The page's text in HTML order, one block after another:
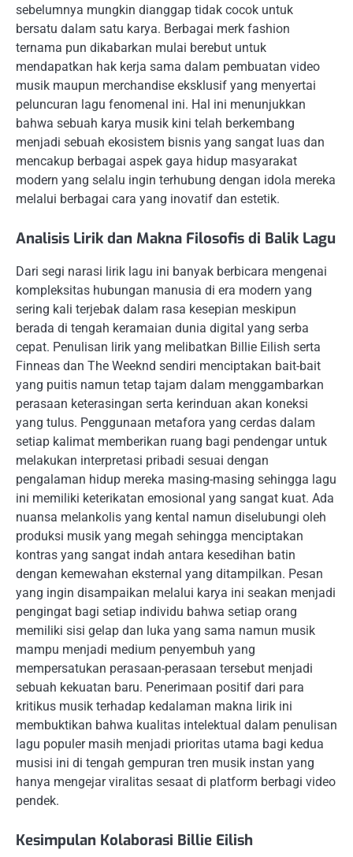
sebelumnya mungkin dianggap tidak cocok untuk
bersatu dalam satu karya. Berbagai merk fashion
ternama pun dikabarkan mulai berebut untuk
mendapatkan hak kerja sama dalam pembuatan video
musik maupun merchandise eksklusif yang menyertai
peluncuran lagu fenomenal ini. Hal ini menunjukkan
bahwa sebuah karya musik kini telah berkembang
menjadi sebuah ekosistem bisnis yang sangat luas dan
mencakup berbagai aspek gaya hidup masyarakat
modern yang selalu ingin terhubung dengan idola mereka
melalui berbagai cara yang inovatif dan estetik.
Analisis Lirik dan Makna Filosofis di Balik Lagu
Dari segi narasi lirik lagu ini banyak berbicara mengenai
kompleksitas hubungan manusia di era modern yang
sering kali terjebak dalam rasa kesepian meskipun
berada di tengah keramaian dunia digital yang serba
cepat. Penulisan lirik yang melibatkan Billie Eilish serta
Finneas dan The Weeknd sendiri menciptakan bait-bait
yang puitis namun tetap tajam dalam menggambarkan
perasaan keterasingan serta kerinduan akan koneksi
yang tulus. Penggunaan metafora yang cerdas dalam
setiap kalimat memberikan ruang bagi pendengar untuk
melakukan interpretasi pribadi sesuai dengan
pengalaman hidup mereka masing-masing sehingga lagu
ini memiliki keterikatan emosional yang sangat kuat. Ada
nuansa melankolis yang kental namun diselubungi oleh
produksi musik yang megah sehingga menciptakan
kontras yang sangat indah antara kesedihan batin
dengan kemewahan eksternal yang ditampilkan. Pesan
yang ingin disampaikan melalui karya ini seakan menjadi
pengingat bagi setiap individu bahwa setiap orang
memiliki sisi gelap dan luka yang sama namun musik
mampu menjadi medium penyembuh yang
mempersatukan perasaan-perasaan tersebut menjadi
sebuah kekuatan baru. Penerimaan positif dari para
kritikus musik terhadap kedalaman makna lirik ini
membuktikan bahwa kualitas intelektual dalam penulisan
lagu populer masih menjadi prioritas utama bagi kedua
musisi ini di tengah gempuran tren musik instan yang
hanya mengejar viralitas sesaat di platform berbagi video
pendek.
Kesimpulan Kolaborasi Billie Eilish